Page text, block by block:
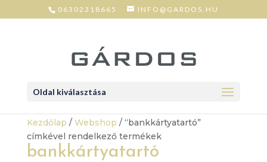
06302318665 INFO@GARDOS.HU
Oldal kiválasztása
Kezdőlap / Webshop / “bankkártyatartó”
címkével rendelkező termékek
bankkártyatartó